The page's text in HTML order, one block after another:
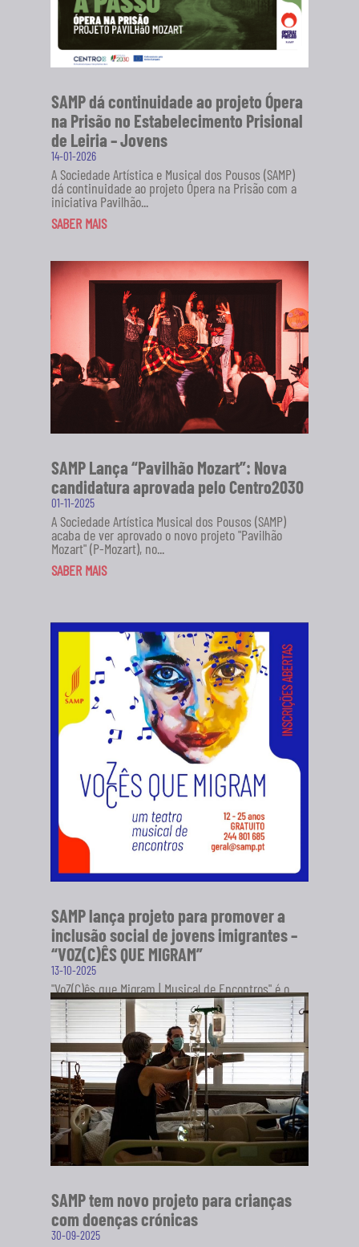
SAMP dá continuidade ao projeto Ópera
na Prisão no Estabelecimento Prisional
de Leiria – Jovens
14-01-2026
A Sociedade Artística e Musical dos Pousos (SAMP)
dá continuidade ao projeto Ópera na Prisão com a
iniciativa Pavilhão...
SABER MAIS
SAMP Lança “Pavilhão Mozart”: Nova
candidatura aprovada pelo Centro2030
01-11-2025
A Sociedade Artística Musical dos Pousos (SAMP)
acaba de ver aprovado o novo projeto "Pavilhão
Mozart" (P-Mozart), no...
SABER MAIS
SAMP lança projeto para promover a
inclusão social de jovens imigrantes –
“VOZ(C)ÊS QUE MIGRAM”
13-10-2025
"VoZ(C)ês que Migram | Musical de Encontros" é o
novo projeto da Sociedade Artística Musical dos
Pousos (SAMP), em...
SABER MAIS
SAMP tem novo projeto para crianças
com doenças crónicas
30-09-2025